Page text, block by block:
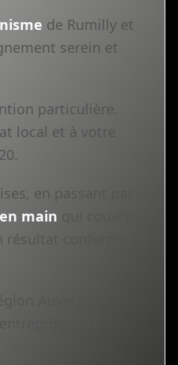
de Rumilly et
serein et
particulière.
local et à votre
en passant par
main
conforme à
Auvergne-
du